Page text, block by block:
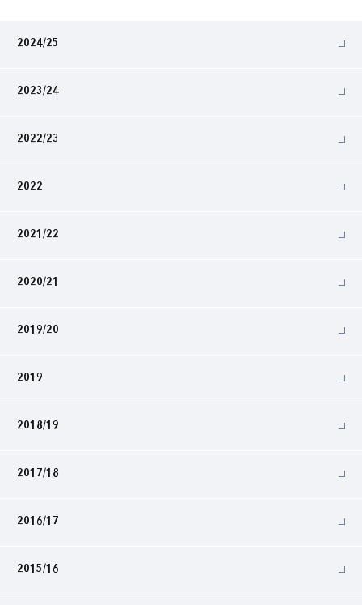
2024/25
2023/24
2022/23
2022
2021/22
2020/21
2019/20
2019
2018/19
2017/18
2016/17
2015/16